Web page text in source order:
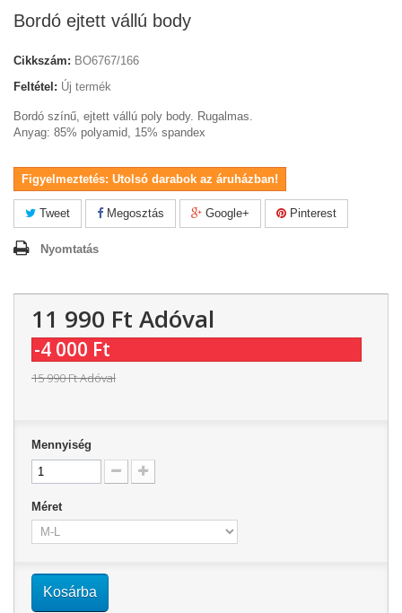
Bordó ejtett vállú body
Cikkszám: BO6767/166
Feltétel: Új termék
Bordó színű, ejtett vállú poly body. Rugalmas.
Anyag: 85% polyamid, 15% spandex
Figyelmeztetés: Utolsó darabok az áruházban!
Tweet Megosztás Google+ Pinterest
Nyomtatás
11 990 Ft‎ Adóval
-4 000 Ft‎
15 990 Ft‎Adóval
Mennyiség
Méret
Kosárba